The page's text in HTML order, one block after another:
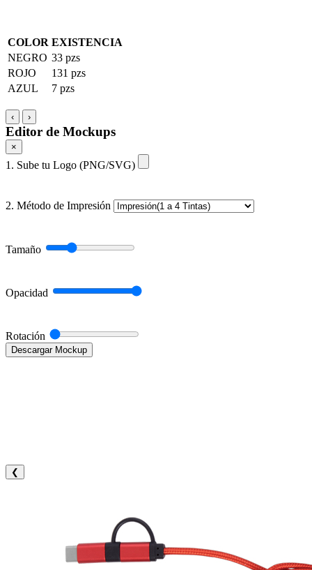
COLOR EXISTENCIA
NEGRO 33 pzs
ROJO
131 pzs
AZUL
7 pzs
‹ ›
Editor de Mockups
×
1. Sube tu Logo (PNG/SVG)
2. Método de Impresión
Tamaño
Opacidad
Rotación
Descargar Mockup
❮